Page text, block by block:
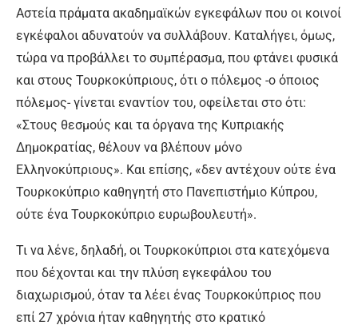
Αστεία πράματα ακαδημαϊκών εγκεφάλων που οι κοινοί
εγκέφαλοι αδυνατούν να συλλάβουν. Καταλήγει, όμως,
τώρα να προβάλλει το συμπέρασμα, που φτάνει φυσικά
και στους Τουρκοκύπριους, ότι ο πόλεμος -ο όποιος
πόλεμος- γίνεται εναντίον του, οφείλεται στο ότι:
«Στους θεσμούς και τα όργανα της Κυπριακής
Δημοκρατίας, θέλουν να βλέπουν μόνο
Ελληνοκύπριους». Και επίσης, «δεν αντέχουν ούτε ένα
Τουρκοκύπριο καθηγητή στο Πανεπιστήμιο Κύπρου,
ούτε ένα Τουρκοκύπριο ευρωβουλευτή».
Τι να λένε, δηλαδή, οι Τουρκοκύπριοι στα κατεχόμενα
που δέχονται και την πλύση εγκεφάλου του
διαχωρισμού, όταν τα λέει ένας Τουρκοκύπριος που
επί 27 χρόνια ήταν καθηγητής στο κρατικό